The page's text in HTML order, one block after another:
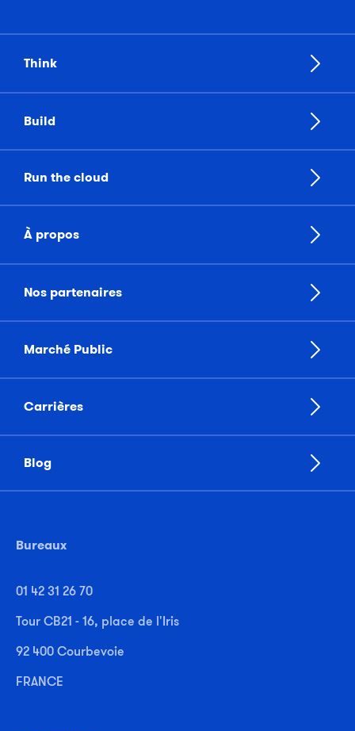
Think
Build
Run the cloud
À propos
Nos partenaires
Marché Public
Carrières
Blog
Bureaux
01 42 31 26 70
Tour CB21 - 16, place de l'Iris
92 400 Courbevoie
FRANCE